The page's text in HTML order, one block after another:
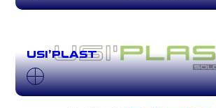
USI’PLAST